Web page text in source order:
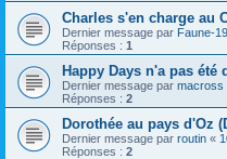
Charles s'en charge au
Dernier message par Faune-
Réponses : 1
Happy Days n'a pas été
Dernier message par macross
Réponses : 2
Dorothée au pays d'Oz
Dernier message par routin «
Réponses : 2